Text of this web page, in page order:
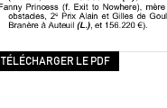
TÉLÉCHARGER LE PDF